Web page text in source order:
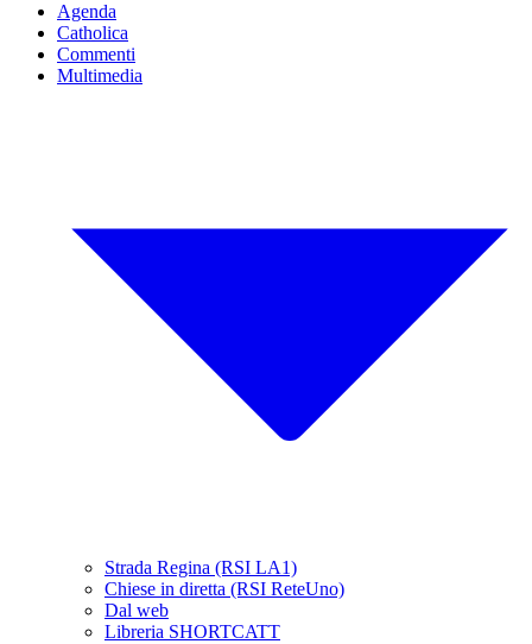
Agenda
Catholica
Commenti
Multimedia
Strada Regina (RSI LA1)
Chiese in diretta (RSI ReteUno)
Dal web
Libreria SHORTCATT